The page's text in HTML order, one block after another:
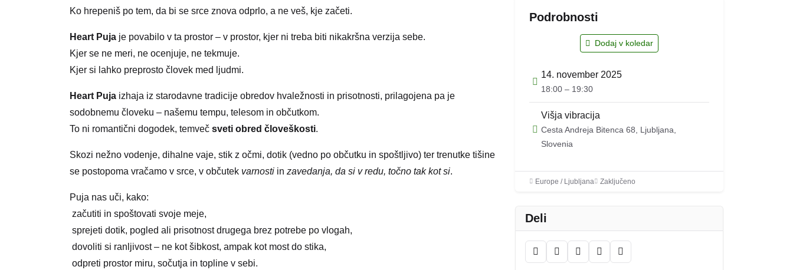
Ko hrepeniš po tem, da bi se srce znova odprlo, a ne veš, kje začeti.
Heart Puja je povabilo v ta prostor – v prostor, kjer ni treba biti nikakršna verzija sebe.
Kjer se ne meri, ne ocenjuje, ne tekmuje.
Kjer si lahko preprosto človek med ljudmi.
Heart Puja izhaja iz starodavne tradicije obredov hvaležnosti in prisotnosti, prilagojena pa je
sodobnemu človeku – našemu tempu, telesom in občutkom.
To ni romantični dogodek, temveč sveti obred človeškosti.
Skozi nežno vodenje, dihalne vaje, stik z očmi, dotik (vedno po občutku in spoštljivo) ter trenutke tišine
se postopoma vračamo v srce, v občutek varnosti in zavedanja, da si v redu, točno tak kot si.
Puja nas uči, kako:
začutiti in spoštovati svoje meje,
sprejeti dotik, pogled ali prisotnost drugega brez potrebe po vlogah,
dovoliti si ranljivost – ne kot šibkost, ampak kot most do stika,
odpreti prostor miru, sočutja in topline v sebi.
Podrobnosti
Dodaj v koledar
14. november 2025
18:00 – 19:30
Višja vibracija
Cesta Andreja Bitenca 68, Ljubljana,
Slovenia
Europe / Ljubljana Zaključeno
Deli